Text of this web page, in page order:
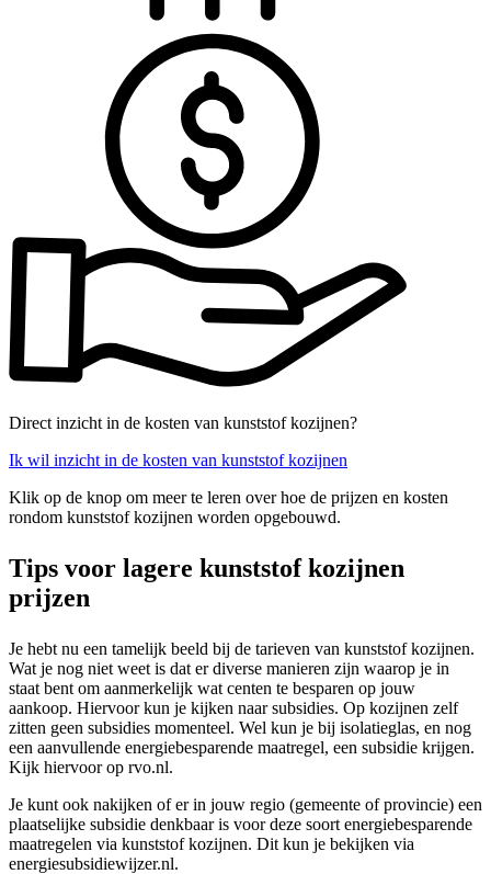
Direct inzicht in de kosten van kunststof kozijnen?
Ik wil inzicht in de kosten van kunststof kozijnen
Klik op de knop om meer te leren over hoe de prijzen en kosten
rondom kunststof kozijnen worden opgebouwd.
Tips voor lagere kunststof kozijnen
prijzen
Je hebt nu een tamelijk beeld bij de tarieven van kunststof kozijnen.
Wat je nog niet weet is dat er diverse manieren zijn waarop je in
staat bent om aanmerkelijk wat centen te besparen op jouw
aankoop. Hiervoor kun je kijken naar subsidies. Op kozijnen zelf
zitten geen subsidies momenteel. Wel kun je bij isolatieglas, en nog
een aanvullende energiebesparende maatregel, een subsidie krijgen.
Kijk hiervoor op rvo.nl.
Je kunt ook nakijken of er in jouw regio (gemeente of provincie) een
plaatselijke subsidie denkbaar is voor deze soort energiebesparende
maatregelen via kunststof kozijnen. Dit kun je bekijken via
energiesubsidiewijzer.nl.